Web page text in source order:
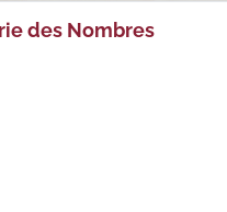
des Nombres